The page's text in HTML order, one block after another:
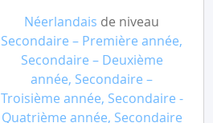
Néerlandais de niveau
Secondaire – Première année,
Secondaire – Deuxième
année, Secondaire –
Troisième année, Secondaire -
Quatrième année, Secondaire